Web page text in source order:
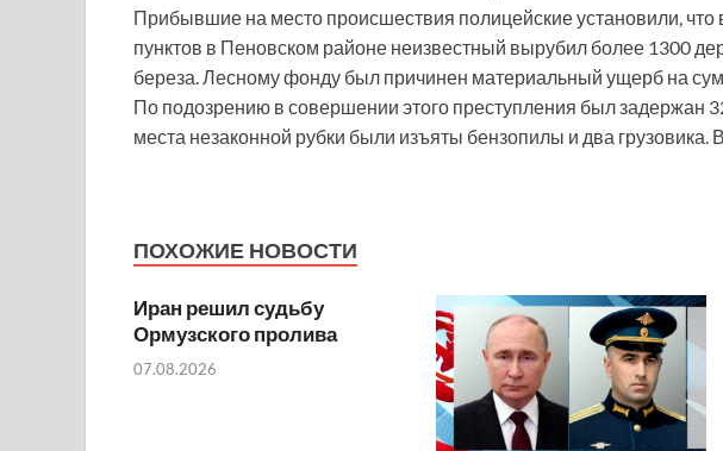
Прибывшие на место происшествия полицейские установили, что
пунктов в Пеновском районе неизвестный вырубил более 1300
береза. Лесному фонду был причинен материальный ущерб на
По подозрению в совершении этого преступления был задержан
места незаконной рубки были изъяты бензопилы и два грузовика.
ПОХОЖИЕ НОВОСТИ
Иран решил судьбу
Ормузского пролива
07.08.2026